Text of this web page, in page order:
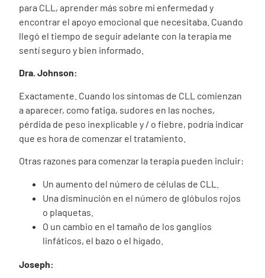
para CLL, aprender más sobre mi enfermedad y
encontrar el apoyo emocional que necesitaba. Cuando
llegó el tiempo de seguir adelante con la terapia me
sentí seguro y bien informado.
Dra. Johnson:
Exactamente. Cuando los síntomas de CLL comienzan
a aparecer, como fatiga, sudores en las noches,
pérdida de peso inexplicable y / o fiebre, podría indicar
que es hora de comenzar el tratamiento.
Otras razones para comenzar la terapia pueden incluir:
Un aumento del número de células de CLL.
Una disminución en el número de glóbulos rojos
o plaquetas.
O un cambio en el tamaño de los ganglios
linfáticos, el bazo o el hígado.
Joseph: